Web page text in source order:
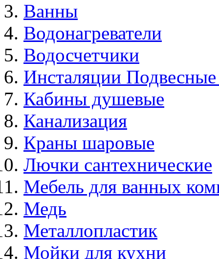
Ванны
Водонагреватели
Водосчетчики
Инсталяции
Кабины душевые
Канализация
Краны шаровые
Лючки сантехнические
Мебель для ванных
Медь
Металлопластик
Мойки для кухни